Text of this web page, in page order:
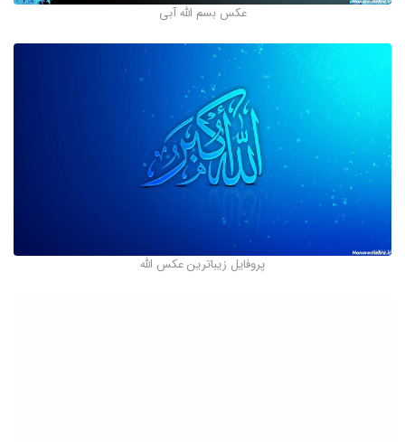
عکس بسم الله آبی
پروفایل زیباترین عکس الله